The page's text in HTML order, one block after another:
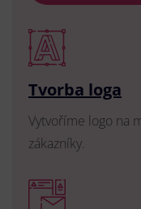
Tvorba loga
Vytvoříme logo na
zákazníky.